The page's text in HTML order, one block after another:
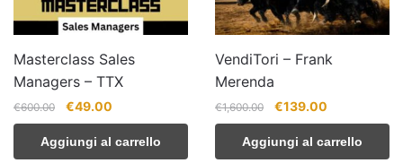
Masterclass Sales
Managers – TTX
€600.00
Il
prezzo
originale
€49.00
prezzo
attuale
Aggiungi al carrello
VendiTori – Frank
Merenda
€1,600.00
Il
prezzo
originale
€139.00
prezzo
attuale
Aggiungi al carrello